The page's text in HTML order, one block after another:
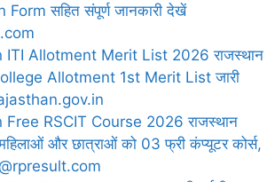
सहित संपूर्ण जानकारी देखें
ITI Allotment Merit List 2026 राजस्थान
Allotment 1st Merit List जारी
Free RSCIT Course 2026 राजस्थान
महिलाओं और छात्राओं को 03 फ्री कंप्यूटर कोर्स,